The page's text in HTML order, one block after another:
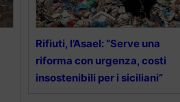
Rifiuti, l’Asael: “Serve una
riforma con urgenza, costi
insostenibili per i siciliani”